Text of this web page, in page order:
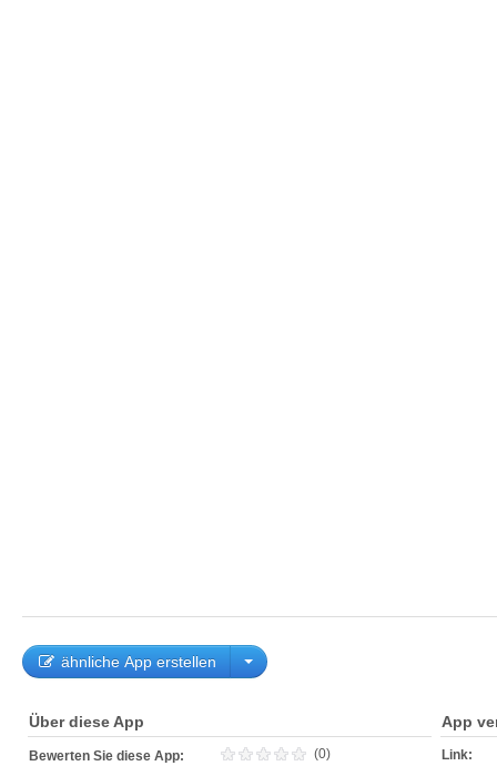
ähnliche App erstellen
Über diese App
Bewerten Sie diese App: (0)
App
Link: